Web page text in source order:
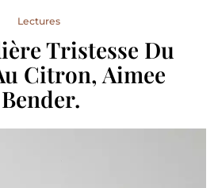
Lectures
Tristesse Du
Citron, Aimee
Bender.